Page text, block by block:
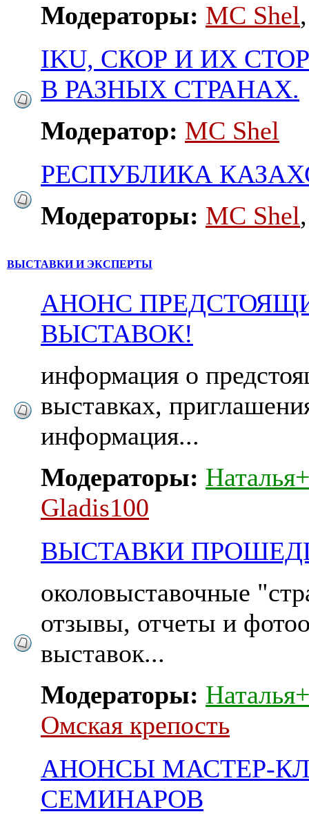
Модераторы: MC Shel
IKU, СКОР И ИХ
В РАЗНЫХ СТРАНАХ.
Модератор: MC Shel
РЕСПУБЛИКА
Модераторы: MC Shel
ВЫСТАВКИ И ЭКСПЕРТЫ
АНОНС
ВЫСТАВОК!
информация о
выставках,
информация...
Модераторы:
Gladis100
ВЫСТАВКИ
околовыставочные
отзывы, отчеты и
выставок...
Модераторы:
Омская крепость
АНОНСЫ МАСТЕР-
СЕМИНАРОВ